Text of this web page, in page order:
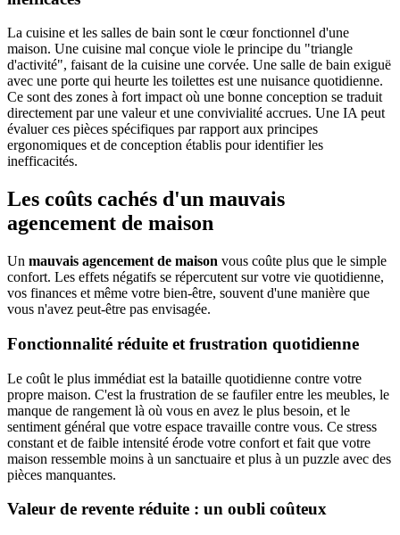
La cuisine et les salles de bain sont le cœur fonctionnel d'une
maison. Une cuisine mal conçue viole le principe du "triangle
d'activité", faisant de la cuisine une corvée. Une salle de bain exiguë
avec une porte qui heurte les toilettes est une nuisance quotidienne.
Ce sont des zones à fort impact où une bonne conception se traduit
directement par une valeur et une convivialité accrues. Une IA peut
évaluer ces pièces spécifiques par rapport aux principes
ergonomiques et de conception établis pour identifier les
inefficacités.
Les coûts cachés d'un mauvais
agencement de maison
Un mauvais agencement de maison vous coûte plus que le simple
confort. Les effets négatifs se répercutent sur votre vie quotidienne,
vos finances et même votre bien-être, souvent d'une manière que
vous n'avez peut-être pas envisagée.
Fonctionnalité réduite et frustration quotidienne
Le coût le plus immédiat est la bataille quotidienne contre votre
propre maison. C'est la frustration de se faufiler entre les meubles, le
manque de rangement là où vous en avez le plus besoin, et le
sentiment général que votre espace travaille contre vous. Ce stress
constant et de faible intensité érode votre confort et fait que votre
maison ressemble moins à un sanctuaire et plus à un puzzle avec des
pièces manquantes.
Valeur de revente réduite : un oubli coûteux